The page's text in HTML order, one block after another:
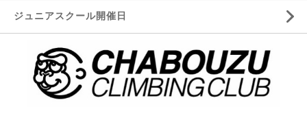
ジュニアスクール開催日